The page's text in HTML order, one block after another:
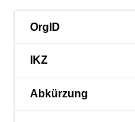
OrgID
IKZ
Abkürzung